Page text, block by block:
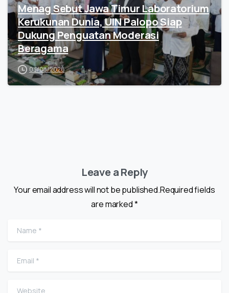
Menag Sebut Jawa Timur Laboratorium
Kerukunan Dunia, UIN Palopo Siap
Dukung Penguatan Moderasi
Beragama
03/08/2026
Leave a Reply
Your email address will not be published.Required fields
are marked *
Name
Email
Website